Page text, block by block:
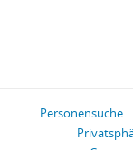
Personensuche